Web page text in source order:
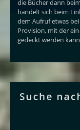
die Bücher dann
handelt sich beim
dem Aufruf etwas
Provision, mit der
gedeckt werden
Suche